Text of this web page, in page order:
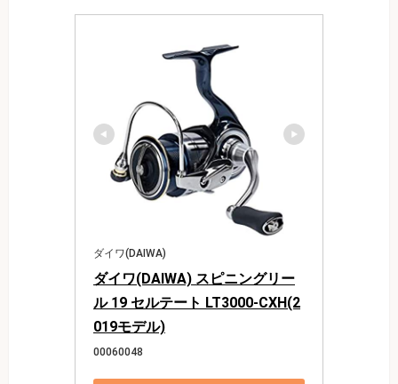
ダイワ(DAIWA)
ダイワ(DAIWA) スピニングリー
ル 19 セルテート LT3000-CXH(2
019モデル)
00060048